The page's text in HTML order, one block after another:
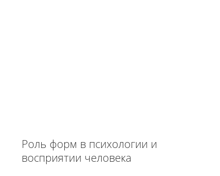
Роль форм в психологии и
восприятии человека